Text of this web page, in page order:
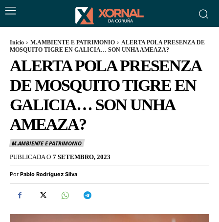
Inicio M.AMBIENTE E PATRIMONIO
ALERTA POLA PRESENZA DE
MOSQUITO TIGRE EN GALICIA… SON UNHA AMEAZA?
ALERTA POLA PRESENZA
DE MOSQUITO TIGRE EN
GALICIA… SON UNHA
AMEAZA?
M.AMBIENTE E PATRIMONIO
PUBLICADA O 7 SETEMBRO, 2023
Por Pablo Rodríguez Silva